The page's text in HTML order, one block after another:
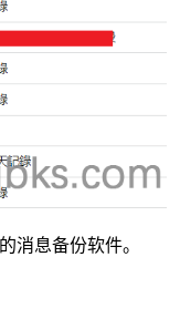
消息备份软件。